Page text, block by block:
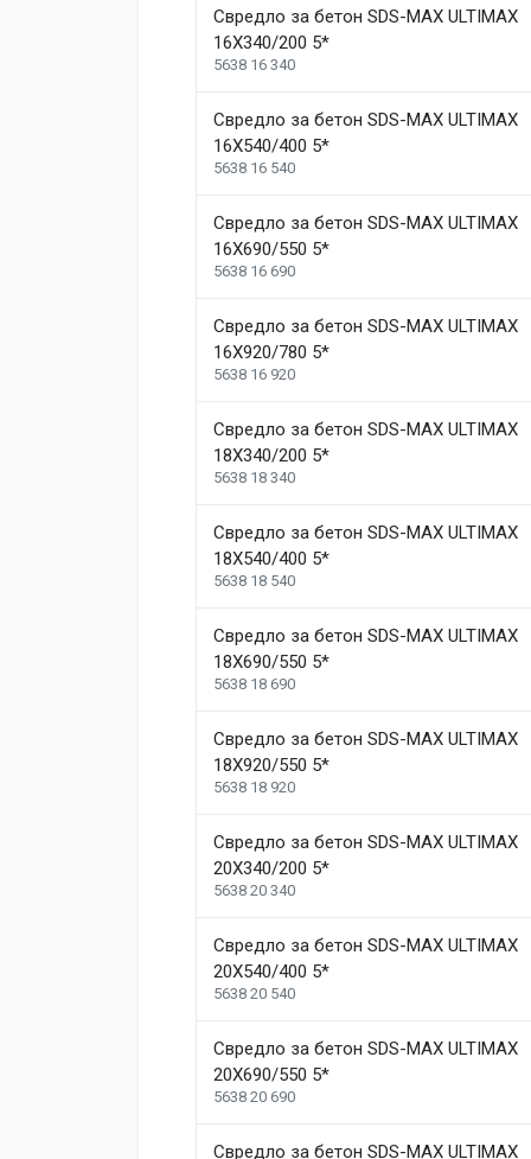
99 mm
208 mm
Helena Garcia
Duis ac lectus scelerisque quam blandit
Review Stars
Your Review
Post Your Review
Свредло за бетон SDS-MAX ULTIMAX
16X340/200 5*
5638 16 340
Свредло за бетон SDS-MAX ULTIMAX
16X540/400 5*
5638 16 540
Свредло за бетон SDS-MAX ULTIMAX
16X690/550 5*
5638 16 690
Свредло за бетон SDS-MAX ULTIMAX
16X920/780 5*
5638 16 920
Свредло за бетон SDS-MAX ULTIMAX
18X340/200 5*
5638 18 340
Свредло за бетон SDS-MAX ULTIMAX
18X540/400 5*
5638 18 540
Свредло за бетон SDS-MAX ULTIMAX
18X690/550 5*
5638 18 690
Свредло за бетон SDS-MAX ULTIMAX
18X920/550 5*
5638 18 920
Свредло за бетон SDS-MAX ULTIMAX
20X340/200 5*
5638 20 340
Свредло за бетон SDS-MAX ULTIMAX
20X540/400 5*
5638 20 540
Свредло за бетон SDS-MAX ULTIMAX
20X690/550 5*
5638 20 690
Свредло за бетон SDS-MAX ULTIMAX